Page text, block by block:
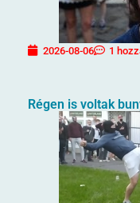
2026-08-06 1
Régen is voltak